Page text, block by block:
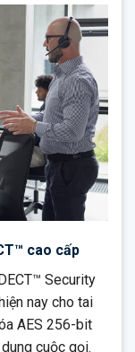
cao cấp
Security
nay cho tai
AES 256-bit
cuộc gọi.